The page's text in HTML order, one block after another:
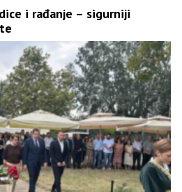
i rađanje – sigurniji